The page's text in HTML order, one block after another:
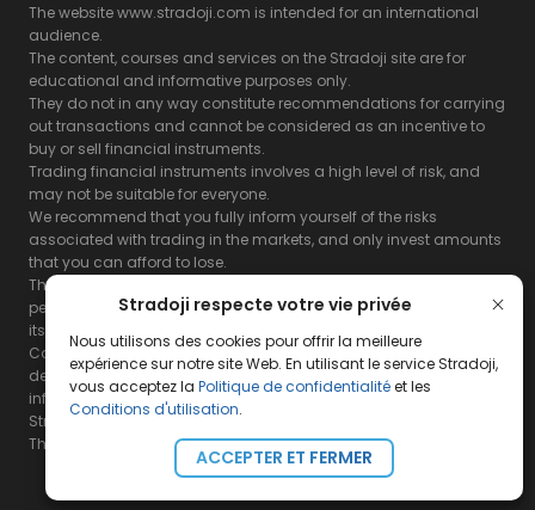
Stradoji respecte votre vie privée
Nous utilisons des cookies pour offrir la meilleure
expérience sur notre site Web. En utilisant le service Stradoji,
vous acceptez la Politique de confidentialitéet les
Conditions d'utilisation.
ACCEPTER ET FERMER
The website www.stradoji.com is intended for an international
audience.
The content, courses and services on the Stradoji site are for
educational and informative purposes only.
They do not in any way constitute recommendations for carrying
out transactions and cannot be considered as an incentive to
buy or sell financial instruments.
Trading financial instruments involves a high level of risk, and
may not be suitable for everyone.
We recommend that you fully inform yourself of the risks
associated with trading in the markets, and only invest amounts
that you can afford to lose.
The Stradoji site does not guarantee the results or the
performance of products based on the information contained on
its site and its servers.
Consequently, the Stradoji site and its publishing company
decline all responsibility in the use that may be made of this
information and the consequences that may result therefrom.
Stradoji Services are not authorized for US citizens or US residents.
The full legal notices areavailable here.